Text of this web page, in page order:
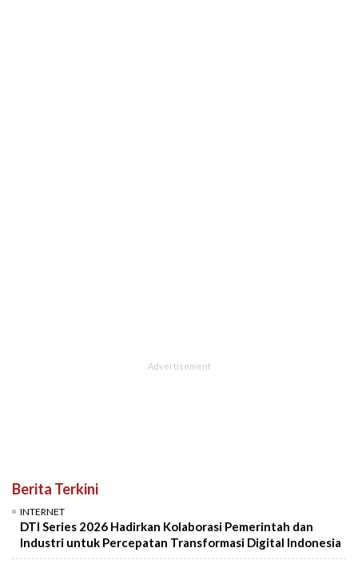
Berita Terkini
INTERNET
DTI Series 2026 Hadirkan Kolaborasi Pemerintah dan
Industri untuk Percepatan Transformasi Digital Indonesia